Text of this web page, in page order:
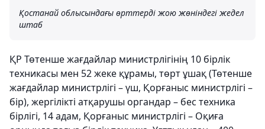
Қостанай облысындағы өрттерді жою жөніндегі жедел
штаб
ҚР Төтенше жағдайлар министрлігінің 10 бірлік
техникасы мен 52 жеке құрамы, төрт ұшақ (Төтенше
жағдайлар министрлігі – үш, Қорғаныс министрлігі –
бір), жергілікті атқарушы органдар – бес техника
бірлігі, 14 адам, Қорғаныс министрлігі – Оқиға